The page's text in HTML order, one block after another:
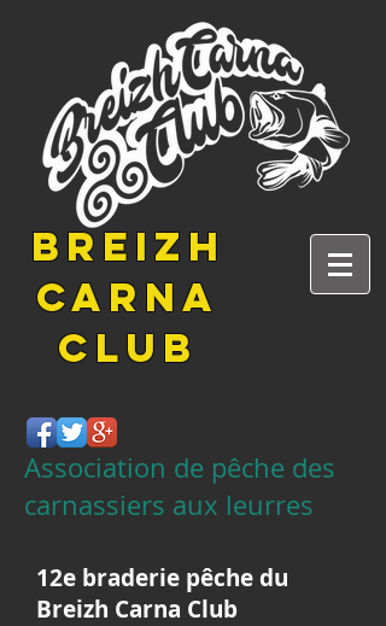
BREIZH
CARNA
CLUB
Association de pêche des
carnassiers aux leurres
12e braderie pêche du
Breizh Carna Club